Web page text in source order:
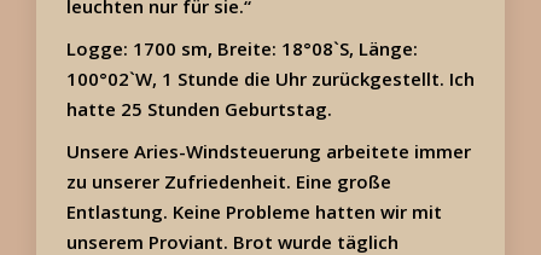
leuchten nur für sie.“
Logge: 1700 sm, Breite: 18°08`S, Länge:
100°02`W, 1 Stunde die Uhr zurückgestellt. Ich
hatte 25 Stunden Geburtstag.
Unsere Aries-Windsteuerung arbeitete immer
zu unserer Zufriedenheit. Eine große
Entlastung. Keine Probleme hatten wir mit
unserem Proviant. Brot wurde täglich